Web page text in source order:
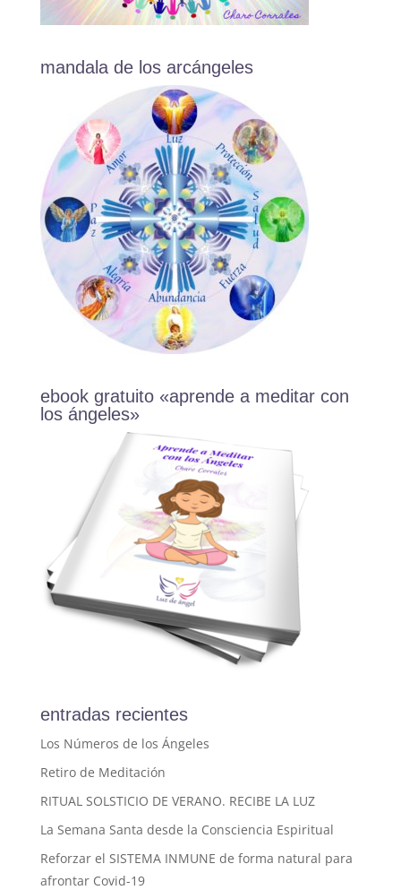
mandala de los arcángeles
ebook gratuito «aprende a meditar con
los ángeles»
entradas recientes
Los Números de los Ángeles
Retiro de Meditación
RITUAL SOLSTICIO DE VERANO. RECIBE LA LUZ
La Semana Santa desde la Consciencia Espiritual
Reforzar el SISTEMA INMUNE de forma natural para
afrontar Covid-19